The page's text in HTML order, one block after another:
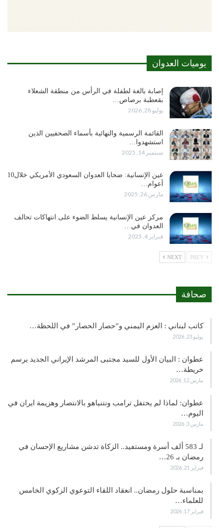
يوميات العدوان
إصابة بالغة لطفلة في الرأس من منطقة الشعلاء
بقعطبة برصاص…
يوليو 28, 2026
القائمة الرسمية والنهائية بأسماء الصحفيين الذين
استشهدوا…
سبتمبر 14, 2025
عين الإنسانية: ضحايا العدوان السعودي الأمريكي خلال10
أعوام…
مارس 26, 2025
مركز عين الإنسانية يسلط الضوء على انتهاكات تحالف
العدوان في…
فبراير 4, 2025
NEXT
صحافة
كاتب لبناني : العزم اليمني و”حصار الحصار” في اللحظة…
يوليو 23, 2026
عطوان : البيان الأول للسيد مجتبى المرشد الإيراني الجديد يرسم
خريطة…
مارس 12, 2026
عطوان: لماذا لم يحتفل ترامب ونتنياهو بالانتصار وهزيمة ايران في
اليوم…
مارس 3, 2026
لـ 583 ألف أسرة ومستفيد.. الزكاة تدشن مشاريع الإحسان في
رمضان بـ 26…
فبراير 21, 2026
بمناسبة حلول رمضان.. انعقاد اللقاء التوعوي الزكوي الخامس
للعلماء…
فبراير 17, 2026